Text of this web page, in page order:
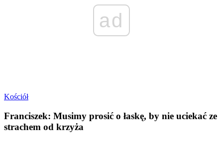
ad
Kościół
Franciszek: Musimy prosić o łaskę, by nie uciekać ze
strachem od krzyża